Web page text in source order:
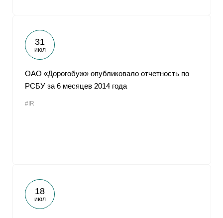
31
июл
ОАО «Дорогобуж» опубликовало отчетность по
РСБУ за 6 месяцев 2014 года
#IR
18
июл